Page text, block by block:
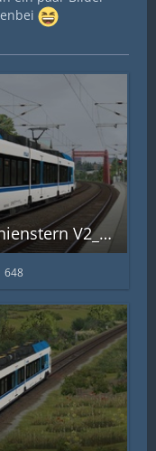
Screenshot_Brennitzer Linienstern V2_50.91410-6.40544_17-07-13.jpg
648